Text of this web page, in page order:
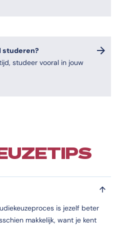
studeren?
studeer vooral in jouw
is jezelf beter
makkelijk, want je kent